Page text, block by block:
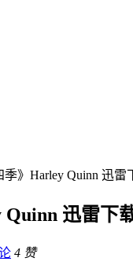
季》Harley Quinn 迅雷
Quinn 迅雷下
4 赞